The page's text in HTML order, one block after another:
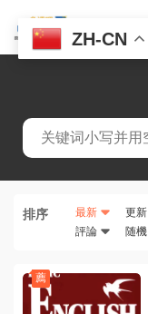
排序 最新 更新
評論
随機
薦
ZH-CN